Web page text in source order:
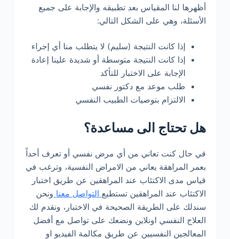
أظهرها لنا المقياس بعد تطبيقه والإجابة على جميع
الأسئلة، وهي على الشكل التالي:
إذا كانت النتيجة (سليم) لا يتطلب منا أي إجراء
إذا كانت النتيجة متوسطة أو شديدة علينا إعادة
الإجابة على الاختبار للتأكد
طلب موعد مع دكتور نفسي
الالتزام بتوصيات الطبيب النفسي
هل تحتاج الى مساعدة؟
في حال كنت تعاني من أي مرض نفسي أو تعرف أحداً
بعمر المراهقة يعاني من الامراض النفسية، وترغب في
قياس مدى الاكتئاب عند المراهقين عن طريق اختبار
الاكتئاب عند المراهقين تستطيع التواصل معنا ونحن
سندلك على الطريقة الصحيحة في الاختبار، ونقدم لك
العلاج النفسي اونلاين ونضعك على تواصل مع أفضل
المعالجين النفسيين عن طريق مكالمة الفيديو او